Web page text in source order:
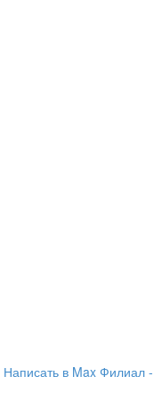
Написать в Max Филиал